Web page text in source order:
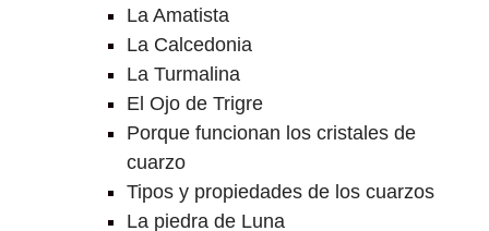
La Amatista
La Calcedonia
La Turmalina
El Ojo de Trigre
Porque funcionan los cristales de
cuarzo
Tipos y propiedades de los cuarzos
La piedra de Luna